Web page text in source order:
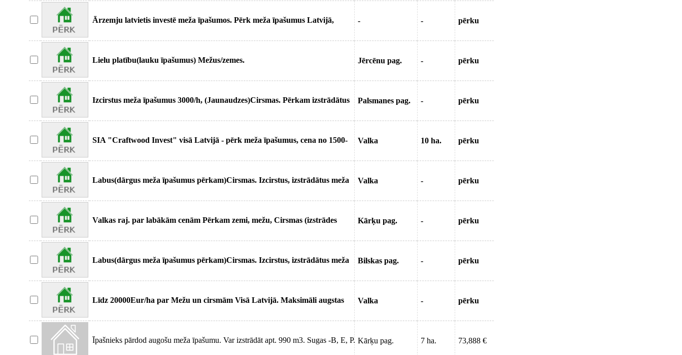
Ārzemju latvietis investē meža īpašumos. Pērk meža īpašumus Latvijā,
- - pērku
Lielu platību(lauku īpašumus) Mežus/zemes. Jērcēnu pag. - pērku
Izcirstus meža īpašumus 3000/h, (Jaunaudzes)Cirsmas. Pērkam izstrādātus
Palsmanes pag. - pērku
SIA "Craftwood Invest" visā Latvijā - pērk meža īpašumus, cena no 1500-
Valka 10 ha. pērku
Labus(dārgus meža īpašumus pērkam)Cirsmas. Izcirstus, izstrādātus meža
Valka - pērku
Valkas raj. par labākām cenām Pērkam zemi, mežu, Cirsmas (izstrādes
Kārķu pag. - pērku
Labus(dārgus meža īpašumus pērkam)Cirsmas. Izcirstus, izstrādātus meža
Bilskas pag. - pērku
Līdz 20000Eur/ha par Mežu un cirsmām Visā Latvijā. Maksimāli augstas
Valka - pērku
Īpašnieks pārdod augošu meža īpašumu. Var izstrādāt apt. 990 m3. Sugas -B, E, P. Kārķu pag. 7 ha. 73,888 €